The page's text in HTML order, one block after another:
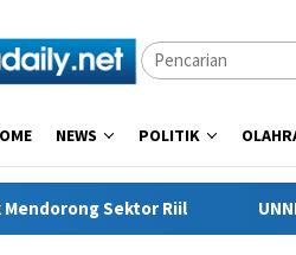
NEWS POLITIK
UNNES dan Politeknik Negeri